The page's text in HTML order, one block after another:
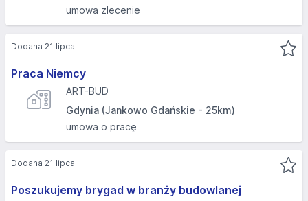
umowa zlecenie
Praca Niemcy
ART-BUD
Gdynia (Jankowo Gdańskie - 25km)
umowa o pracę
Dodana 21 lipca
Poszukujemy brygad w branży budowlanej
Dodana 21 lipca